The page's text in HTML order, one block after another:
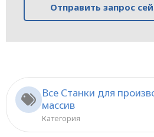
Отправить запрос
Все Станки для
массив
Категория